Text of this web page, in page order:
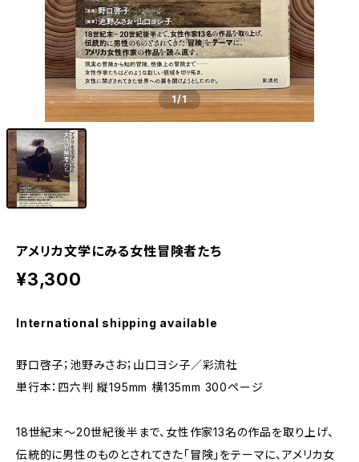
1/1
アメリカ文学にみる女性冒険者たち
¥3,300
International shipping available
野口啓子；池野みさお；山口ヨシ子／彩流社
単行本：四六判 縦195mm 横135mm 300ページ
18世紀末～20世紀後半まで、女性作家13名の作品を取り上げ、
伝統的に男性のものとされてきた「冒険」をテーマに、アメリカ女